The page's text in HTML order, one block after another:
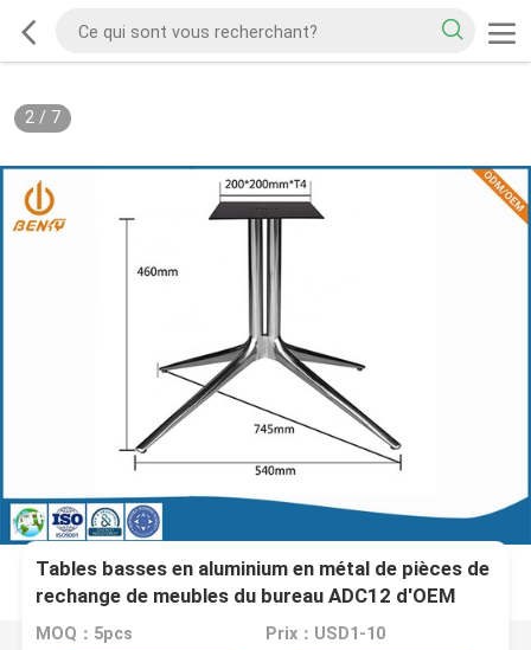
2/ 7
Tables basses en aluminium en métal de pièces de
rechange de meubles du bureau ADC12 d'OEM
MOQ：5pcs Prix：USD1-10